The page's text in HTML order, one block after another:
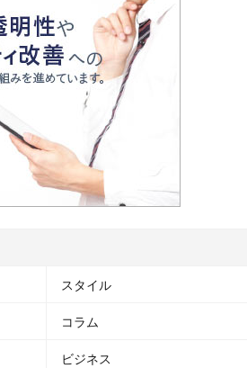
スタイル
コラム
ビジネス